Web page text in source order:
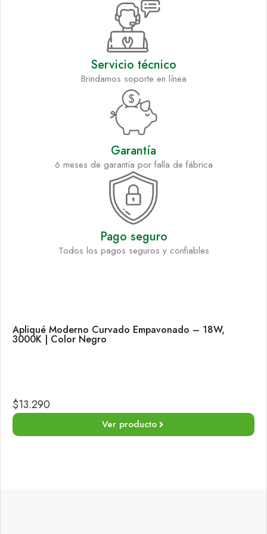
Servicio técnico
Brindamos soporte en línea
Garantía
6 meses de garantía por falla de fábrica
Pago seguro
Todos los pagos seguros y confiables
Apliqué Moderno Curvado Empavonado – 18W,
3000K | Color Negro
$13.290
Ver producto